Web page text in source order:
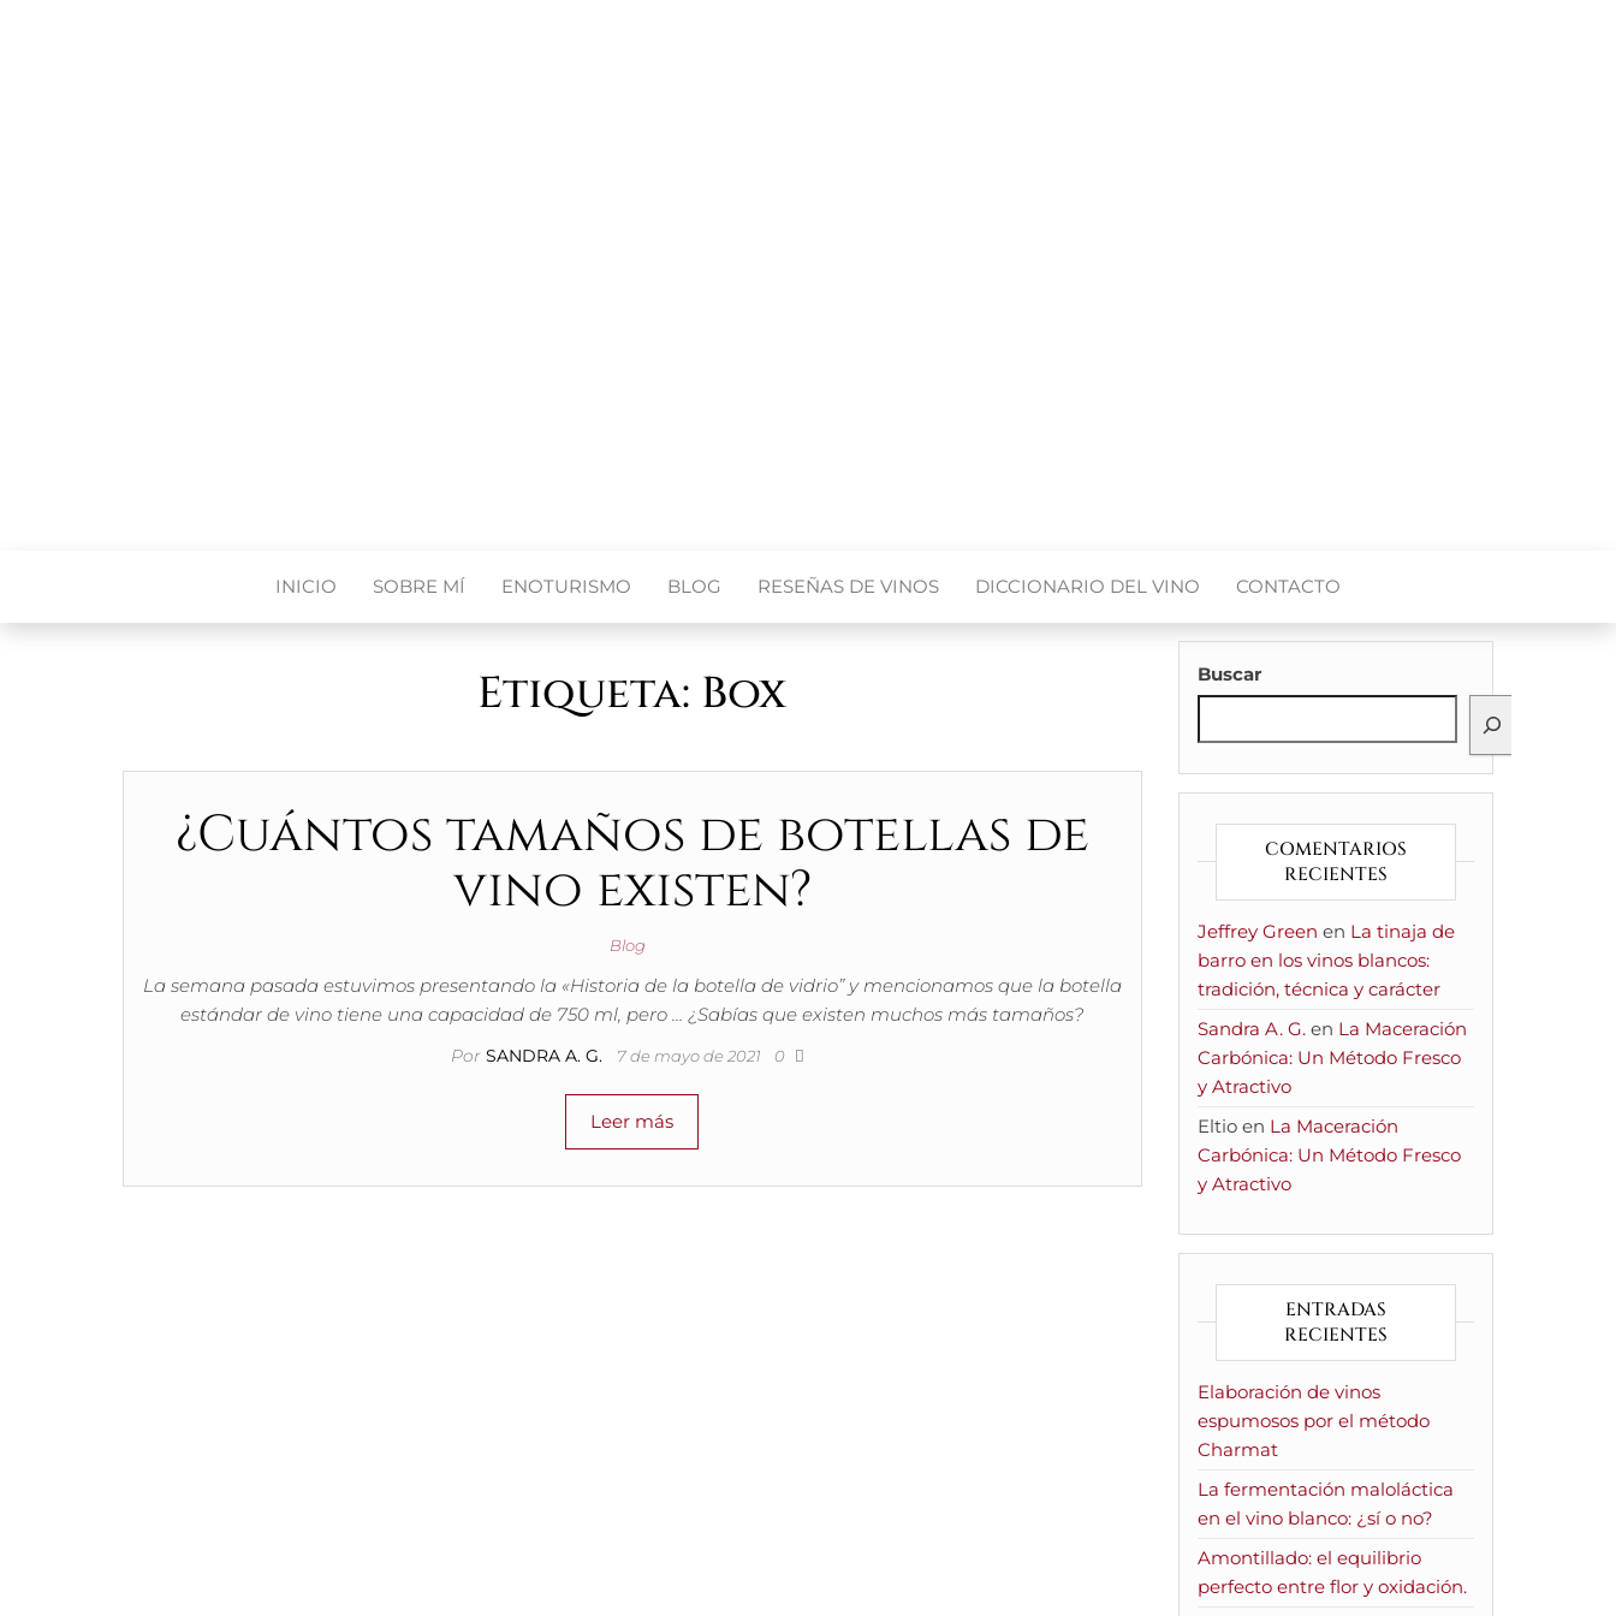
INICIO SOBRE MÍ ENOTURISMO BLOG RESEÑAS DE VINOS DICCIONARIO DEL VINO CONTACTO
Etiqueta: Box
¿Cuántos tamaños de botellas de
vino existen?
Blog
La semana pasada estuvimos presentando la «Historia de la botella de vidrio” y mencionamos que la botella
estándar de vino tiene una capacidad de 750 ml, pero … ¿Sabías que existen muchos más tamaños?
Por SANDRA A. G. 7 de mayo de 2021 0
Leer más
Buscar
COMENTARIOS
RECIENTES
Jeffrey Green en La tinaja de
barro en los vinos blancos:
tradición, técnica y carácter
Sandra A. G.en La Maceración
Carbónica: Un Método Fresco
y Atractivo
Eltioen La Maceración
Carbónica: Un Método Fresco
y Atractivo
ENTRADAS
RECIENTES
Elaboración de vinos
espumosos por el método
Charmat
La fermentación maloláctica
en el vino blanco: ¿sí o no?
Amontillado: el equilibrio
perfecto entre flor y oxidación.